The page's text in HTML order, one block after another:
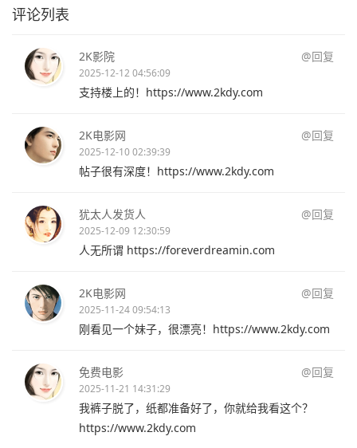
评论列表
2K影院 @回复
2025-12-12 04:56:09
支持楼上的！https://www.2kdy.com
2K电影网 @回复
2025-12-10 02:39:39
帖子很有深度！https://www.2kdy.com
犹太人发货人 @回复
2025-12-09 12:30:59
人无所谓 https://foreverdreamin.com
2K电影网 @回复
2025-11-24 09:54:13
刚看见一个妹子，很漂亮！https://www.2kdy.com
免费电影 @回复
2025-11-21 14:31:29
我裤子脱了，纸都准备好了，你就给我看这个？
https://www.2kdy.com